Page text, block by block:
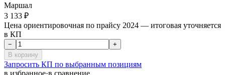
Маршал
3 133 ₽
Цена ориентировочная по прайсу 2024 — итоговая уточняется
в КП
−
+
В корзину
Запросить КП по выбранным позициям
в избранное·в сравнение